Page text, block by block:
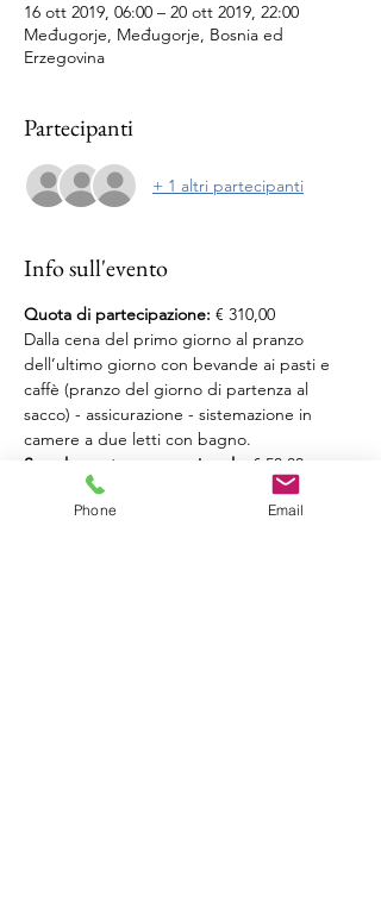
16 ott 2019, 06:00 – 20 ott 2019, 22:00
Međugorje, Međugorje, Bosnia ed
Erzegovina
Partecipanti
+ 1 altri partecipanti
Info sull'evento
Quota di partecipazione: € 310,00
Dalla cena del primo giorno al pranzo
dell’ultimo giorno con bevande ai pasti e
caffè (pranzo del giorno di partenza al
sacco) - assicurazione - sistemazione in
camere a due letti con bagno.
Supplemento camera singola
: € 50,00
(poche disponibilità)
Bambini: 0-3 anni: gratis ❉ 4-8 anni: €
Phone Email